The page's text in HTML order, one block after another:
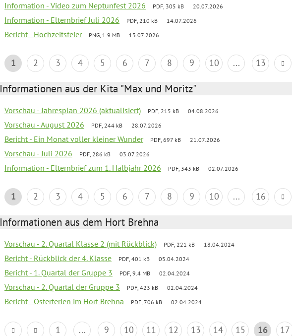
Information - Video zum Neptunfest 2026 PDF, 305 kB 20.07.2026
Information - Elternbrief Juli 2026 PDF, 210 kB 14.07.2026
Bericht - Hochzeitsfeier PNG, 1.9 MB 13.07.2026
1 2 3 4 5 6 7 8 9 10 ... 13
Informationen aus der Kita "Max und Moritz"
Vorschau - Jahresplan 2026 (aktualisiert) PDF, 215 kB 04.08.2026
Vorschau - August 2026 PDF, 244 kB 28.07.2026
Bericht - Ein Monat voller kleiner Wunder PDF, 697 kB 21.07.2026
Vorschau - Juli 2026 PDF, 286 kB 03.07.2026
Information - Elternbrief zum 1. Halbjahr 2026 PDF, 343 kB 02.07.2026
1 2 3 4 5 6 7 8 9 10 ... 16
Informationen aus dem Hort Brehna
Vorschau - 2. Quartal Klasse 2 (mit Rückblick) PDF, 221 kB 18.04.2024
Bericht - Rückblick der 4. Klasse PDF, 401 kB 05.04.2024
Bericht - 1. Quartal der Gruppe 3 PDF, 9.4 MB 02.04.2024
Vorschau - 2. Quartal der Gruppe 3 PDF, 423 kB 02.04.2024
Bericht - Osterferien im Hort Brehna PDF, 706 kB 02.04.2024
1 ... 9 10 11 12 13 14 15 16 17